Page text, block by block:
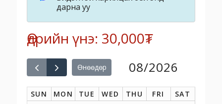
дарна уу
Өдрийн үнэ: 30,000₮
Өнөөдөр 08/2026
SUN MON TUE WED THU FRI SAT